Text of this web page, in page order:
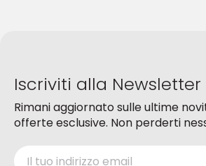
prodotto
prodotto
Iscriviti alla Newsletter
Rimani aggiornato sulle ultime
offerte esclusive. Non perderti